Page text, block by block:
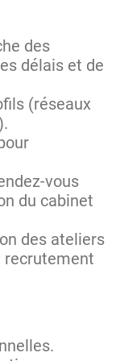
des
délais et de
(réseaux
vous
du cabinet
des ateliers
recrutement